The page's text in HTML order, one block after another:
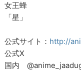
女王蜂
「星」
公式サイト： http://
公式X
国内